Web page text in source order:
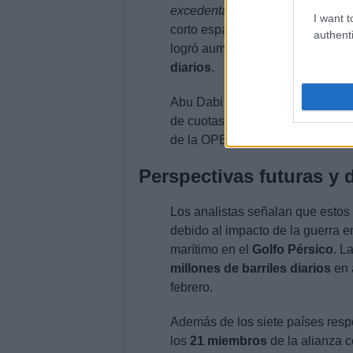
I want
excedentaria
corto espacio de tiempo. Según
logró aumentar su bombeo
diarios.
Abu Dabi ha manifestado su
de cuotas del grupo. Esta
de la OPEP+ ante las
Perspectivas futuras y
Los analistas señalan que
debido al impacto de la guerra
marítimo en el Golfo Pérsico.
millones de barriles diarios en
febrero.
Además de los siete países
los 21 miembros de la alianza